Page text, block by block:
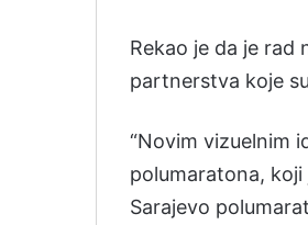
Rekao je da je
partnerstva koje
“Novim vizuelnim
polumaratona,
Sarajevo